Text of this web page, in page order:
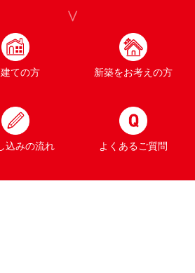
建ての方 新築をお考えの方
込みの流れ よくあるご質問